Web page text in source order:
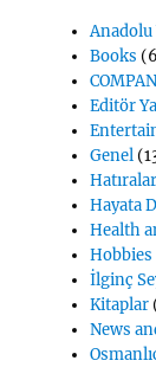
Anadolu
Books
Editör
Genel
Hatıralar
Hayata
Health
Hobbies
İlginç
Kitaplar
News